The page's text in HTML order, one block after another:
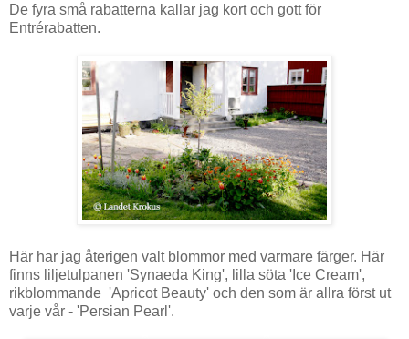
De fyra små rabatterna kallar jag kort och gott för
Entrérabatten.
Här har jag återigen valt blommor med varmare färger. Här
finns liljetulpanen 'Synaeda King', lilla söta 'Ice Cream',
rikblommande 'Apricot Beauty' och den som är allra först ut
varje vår - 'Persian Pearl'.